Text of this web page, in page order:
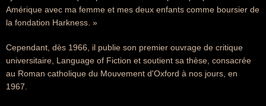
Amérique avec ma femme et mes deux enfants comme boursier de
la fondation Harkness. »
Cependant, dès 1966, il publie son premier ouvrage de critique
universitaire, Language of Fiction et soutient sa thèse, consacrée
au Roman catholique du Mouvement d'Oxford à nos jours, en
1967.